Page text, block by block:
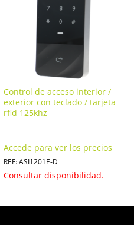
Control de acceso interior /
exterior con teclado / tarjeta
rfid 125khz
Accede para ver los precios
REF: ASI1201E-D
Consultar disponibilidad.